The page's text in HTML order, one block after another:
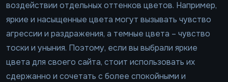
воздействии отдельных оттенков цветов. Например,
яркие и насыщенные цвета могут вызывать чувство
агрессии и раздражения, а темные цвета – чувство
тоски и уныния. Поэтому, если вы выбрали яркие
цвета для своего сайта, стоит использовать их
сдержанно и сочетать с более спокойными и